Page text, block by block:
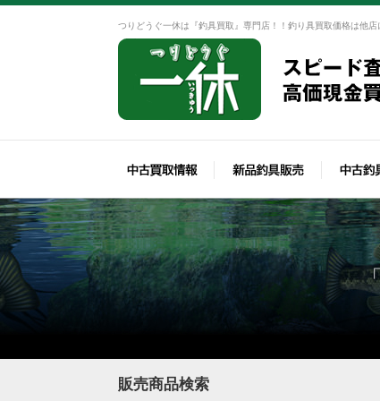
つりどうぐ一休は『釣具買取』専門店！！釣り具買取価格は他
販売商品検索